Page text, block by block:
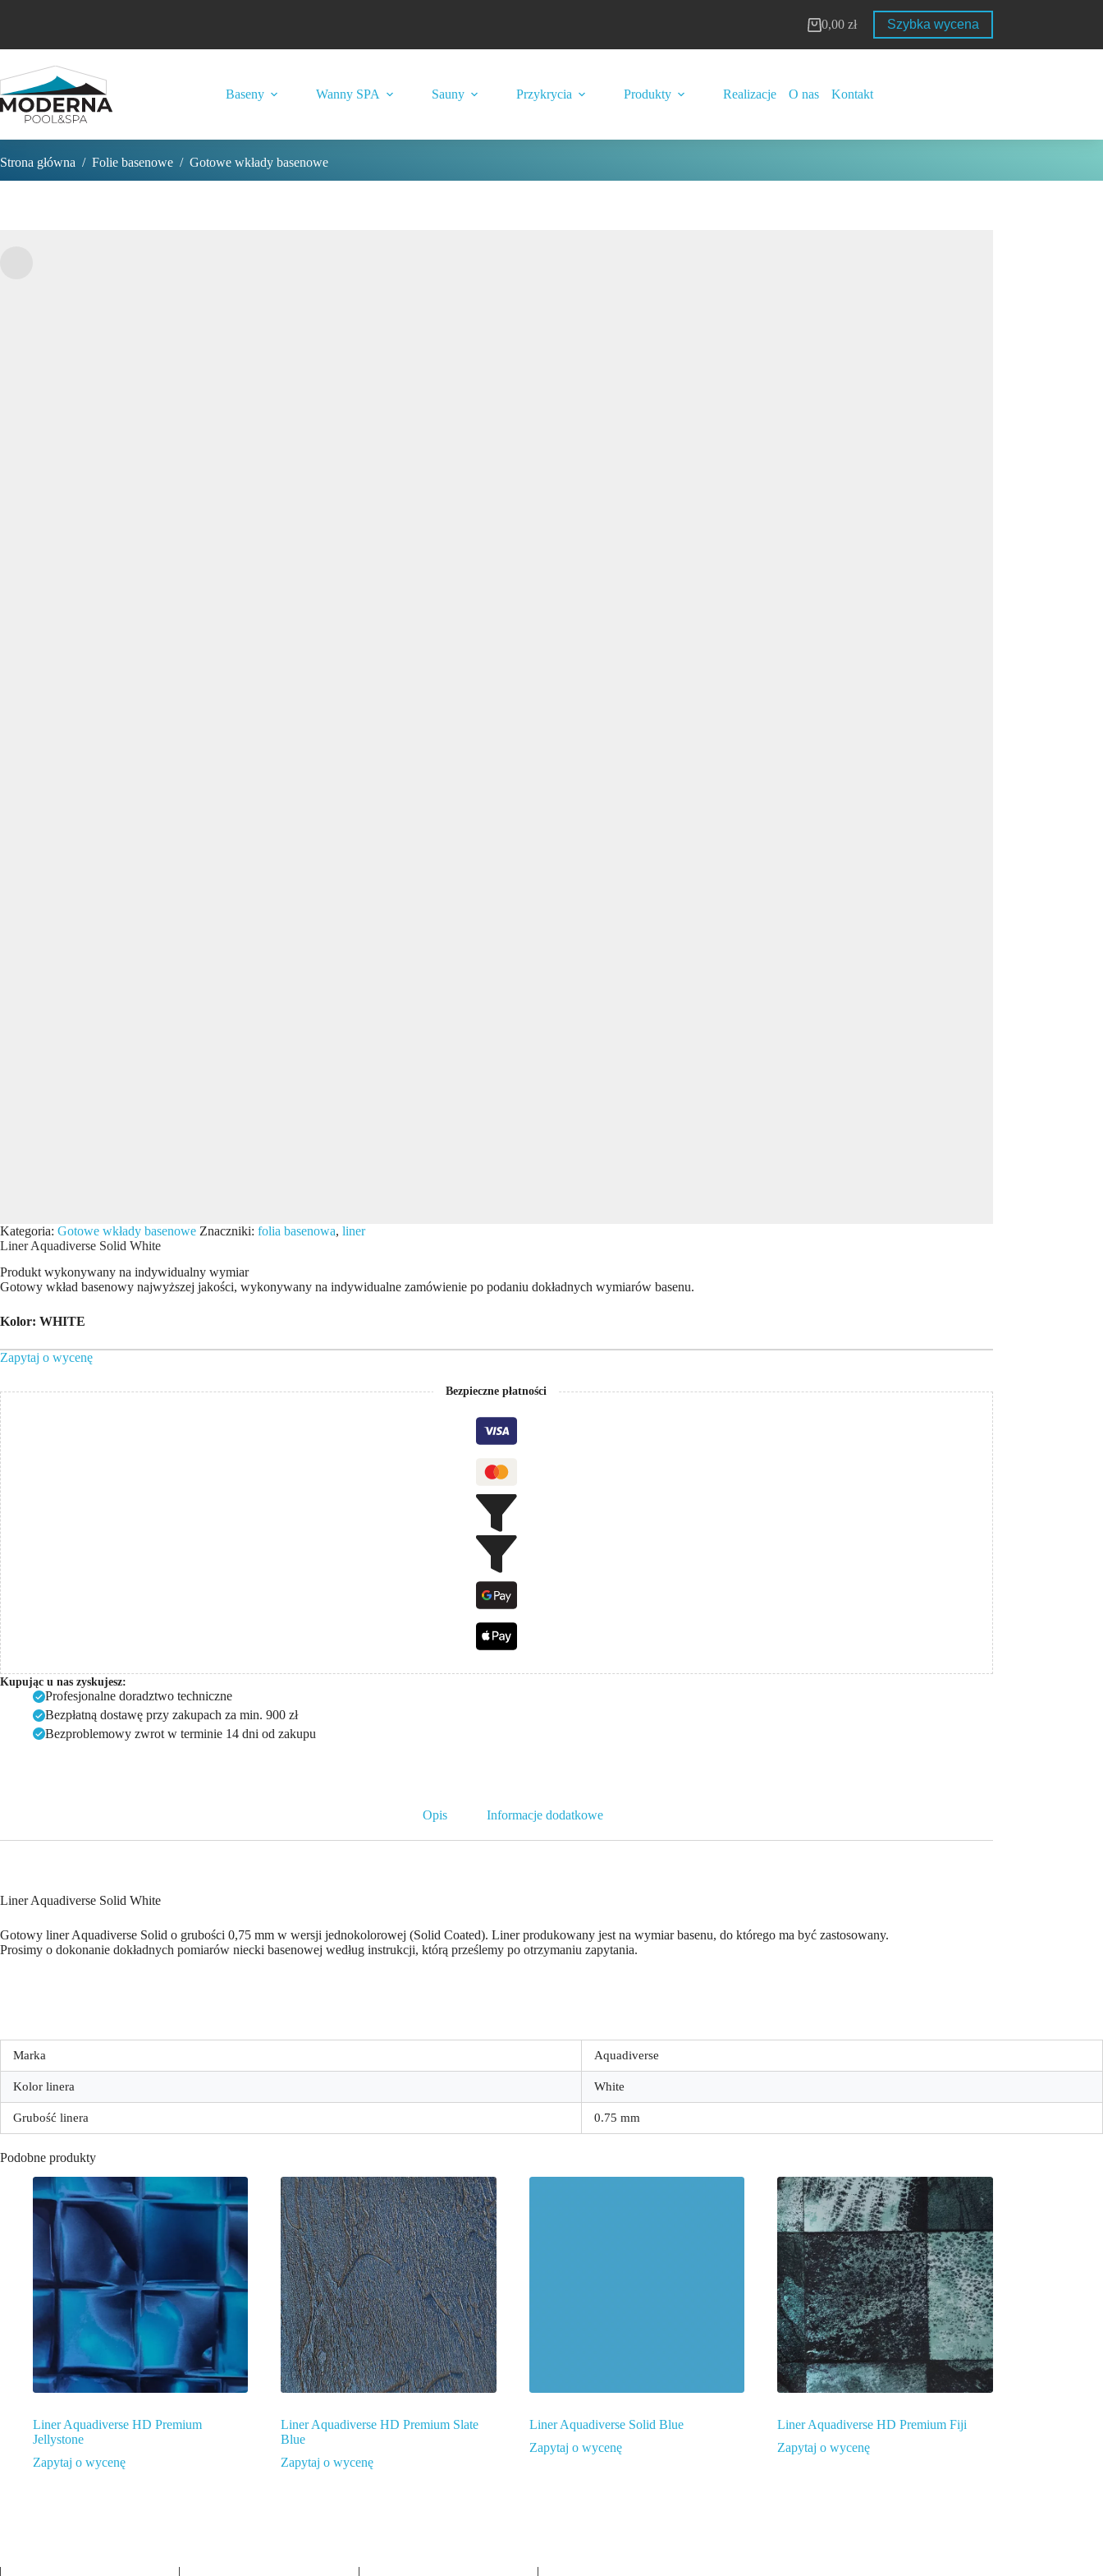
Koszyk
0,00 zł Szybka wycena
Baseny Wanny SPA Sauny Przykrycia Produkty Realizacje O nas Kontakt
Strona główna / Folie basenowe / Gotowe wkłady basenowe
Kategoria: Gotowe wkłady basenowe Znaczniki: folia basenowa, liner
Liner Aquadiverse Solid White
Produkt wykonywany na indywidualny wymiar
Gotowy wkład basenowy najwyższej jakości, wykonywany na indywidualne zamówienie po podaniu dokładnych wymiarów basenu.
Kolor: WHITE
Zapytaj o wycenę
Bezpieczne płatności
Kupując u nas zyskujesz:
Profesjonalne doradztwo techniczne
Bezpłatną dostawę przy zakupach za min. 900 zł
Bezproblemowy zwrot w terminie 14 dni od zakupu
Opis Informacje dodatkowe
Liner Aquadiverse Solid White
Gotowy liner Aquadiverse Solid o grubości 0,75 mm w wersji jednokolorowej (Solid Coated). Liner produkowany jest na wymiar basenu, do którego ma być zastosowany.
Prosimy o dokonanie dokładnych pomiarów niecki basenowej według instrukcji, którą prześlemy po otrzymaniu zapytania.
Marka Aquadiverse
Kolor linera White
Grubość linera 0.75 mm
Podobne produkty
Liner Aquadiverse HD Premium
Jellystone
Zapytaj o wycenę
Liner Aquadiverse HD Premium Slate
Blue
Zapytaj o wycenę
Liner Aquadiverse Solid Blue
Zapytaj o wycenę
Liner Aquadiverse HD Premium Fiji
Zapytaj o wycenę